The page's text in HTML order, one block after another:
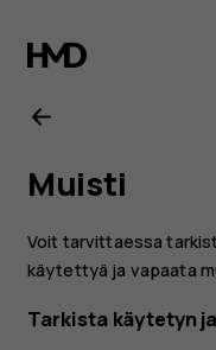
Nokia
2720
Muisti
Voit tarvittaessa
käytettyä ja vapaata
Tarkista käytetyn